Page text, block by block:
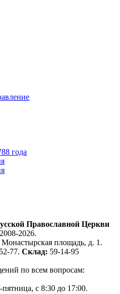
года
Православной Церкви
2026.
площадь, д. 1.
77. Склад: 59-14-95
по всем вопросам:
с 8:30 до 17:00.